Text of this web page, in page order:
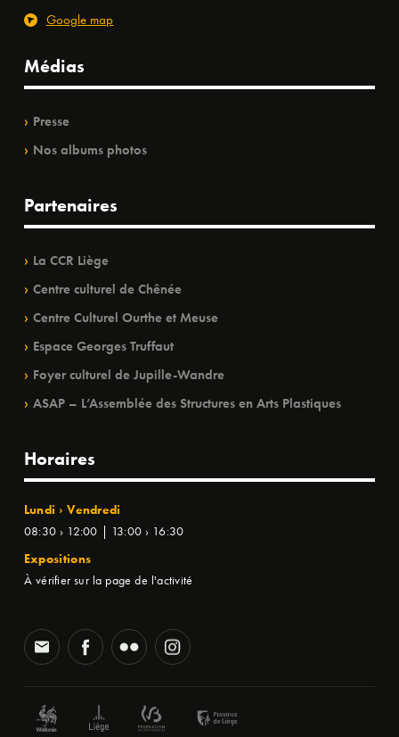
Google map
Médias
Presse
Nos albums photos
Partenaires
La CCR Liège
Centre culturel de Chênée
Centre Culturel Ourthe et Meuse
Espace Georges Truffaut
Foyer culturel de Jupille-Wandre
ASAP – L’Assemblée des Structures en Arts Plastiques
Horaires
Lundi › Vendredi
08:30 › 12:00 | 13:00 › 16:30
Expositions
À vérifier sur la page de l'activité